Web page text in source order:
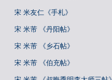
宋 米友仁《手札》
宋 米芾 《丹阳帖》
宋 米芾 《乡石帖》
宋 米芾 《伯充帖》